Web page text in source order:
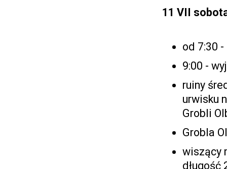
11 VII
od 7:30
9:00 -
ruiny
urwisku
Grobli
Grobla
wiszący
długość